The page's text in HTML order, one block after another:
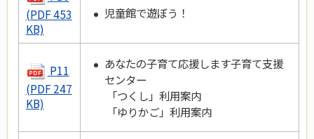
(PDF 453
KB)
児童館で遊ぼう！
P11
(PDF 247
KB)
あなたの子育て応援します子育て支援
センター
「つくし」利用案内
「ゆりかご」利用案内